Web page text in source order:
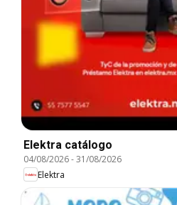
Elektra catálogo
04/08/2026-31/08/2026
Elektra